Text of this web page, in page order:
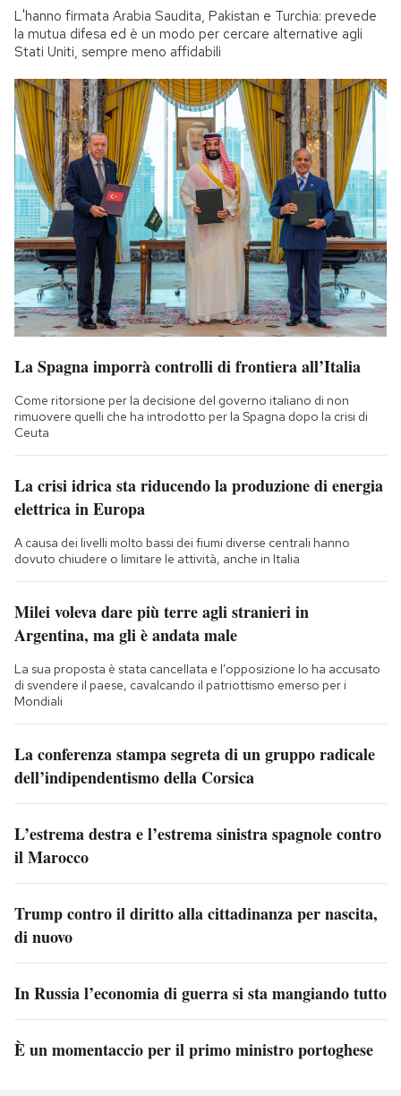
L'hanno firmata Arabia Saudita, Pakistan e Turchia: prevede
la mutua difesa ed è un modo per cercare alternative agli
Stati Uniti, sempre meno affidabili
La Spagna imporrà controlli di frontiera all’Italia
Come ritorsione per la decisione del governo italiano di non
rimuovere quelli che ha introdotto per la Spagna dopo la crisi di
Ceuta
La crisi idrica sta riducendo la produzione di energia
elettrica in Europa
A causa dei livelli molto bassi dei fiumi diverse centrali hanno
dovuto chiudere o limitare le attività, anche in Italia
Milei voleva dare più terre agli stranieri in
Argentina, ma gli è andata male
La sua proposta è stata cancellata e l’opposizione lo ha accusato
di svendere il paese, cavalcando il patriottismo emerso per i
Mondiali
La conferenza stampa segreta di un gruppo radicale
dell’indipendentismo della Corsica
L’estrema destra e l’estrema sinistra spagnole contro
il Marocco
Trump contro il diritto alla cittadinanza per nascita,
di nuovo
In Russia l’economia di guerra si sta mangiando tutto
È un momentaccio per il primo ministro portoghese